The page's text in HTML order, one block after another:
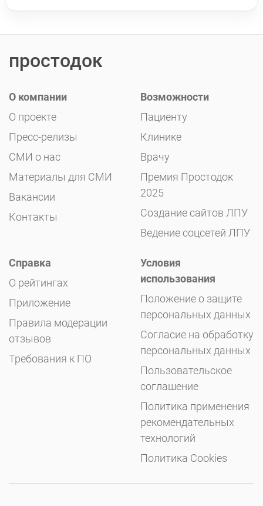
простодок
О компании
О проекте
Пресс-релизы
СМИ о нас
Материалы для СМИ
Вакансии
Контакты
Возможности
Пациенту
Клинике
Врачу
Премия Простодок
2025
Создание сайтов ЛПУ
Ведение соцсетей ЛПУ
Справка
О рейтингах
Приложение
Правила модерации
отзывов
Требования к ПО
Условия
использования
Положение о защите
персональных данных
Согласие на обработку
персональных данных
Пользовательское
соглашение
Политика применения
рекомендательных
технологий
Политика Cookies